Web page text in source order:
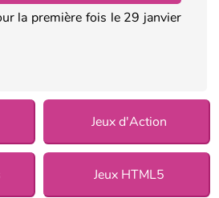
la première fois le 29 janvier
Jeux d'Action
Jeux HTML5